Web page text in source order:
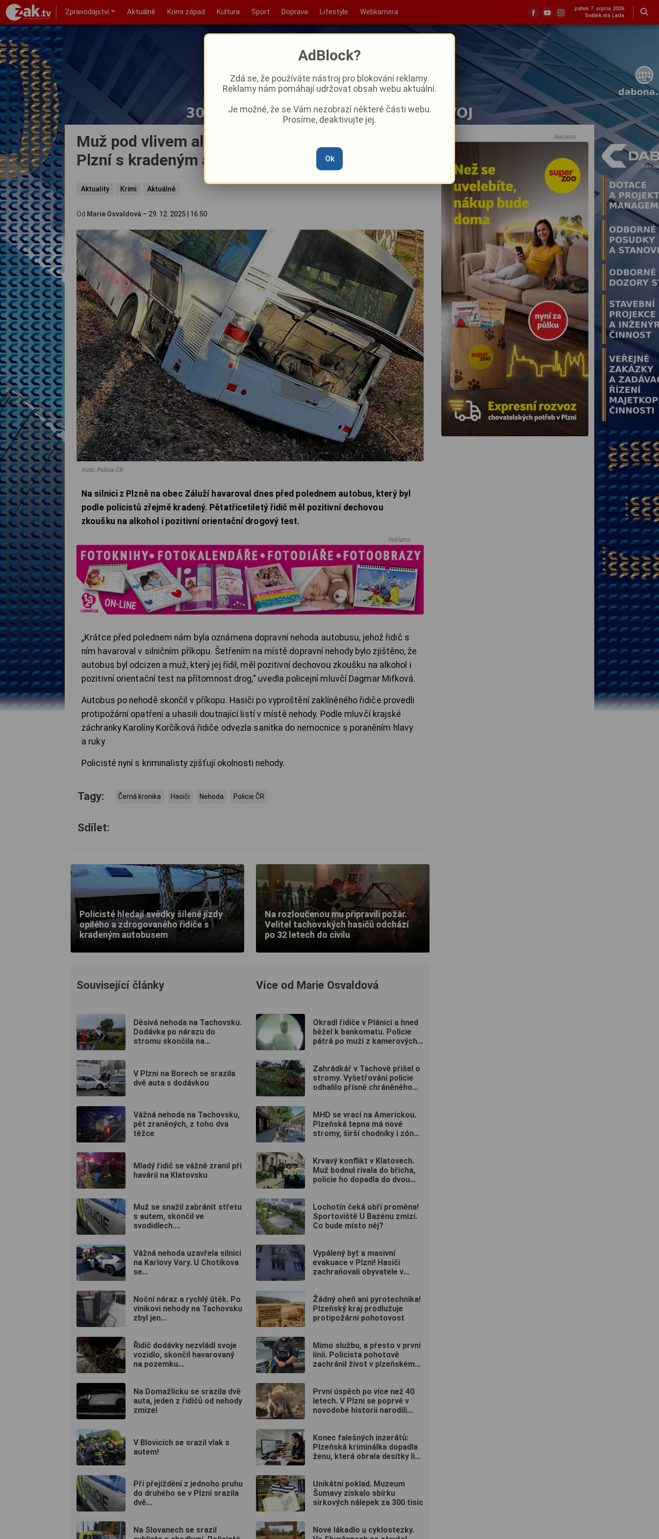
Zpravodajství Aktuálně Krimi západ Kultura Sport Doprava Lifestyle Webkamera
pátek 7. srpna 2026
Svátek má Lada
Muž pod vlivem alkoholu i drog havaroval za
Plzní s kradeným autobusem
Aktuality Krimi Aktuálně
Od Marie Osvaldová – 29. 12. 2025 16:50
Foto: Policie ČR
Na silnici z Plzně na obec Záluží havaroval dnes před polednem autobus, který byl
podle policistů zřejmě kradený. Pětatřicetiletý řidič měl pozitivní dechovou
zkoušku na alkohol i pozitivní orientační drogový test.
Reklama
„Krátce před polednem nám byla oznámena dopravní nehoda autobusu, jehož řidič s
ním havaroval v silničním příkopu. Šetřením na místě dopravní nehody bylo zjištěno, že
autobus byl odcizen a muž, který jej řídil, měl pozitivní dechovou zkoušku na alkohol i
pozitivní orientační test na přítomnost drog," uvedla policejní mluvčí Dagmar Mifková.
Autobus po nehodě skončil v příkopu. Hasiči po vyproštění zaklíněného řidiče provedli
protipožární opatření a uhasili doutnající listí v místě nehody. Podle mluvčí krajské
záchranky Karolíny Korčíková řidiče odvezla sanitka do nemocnice s poraněním hlavy
a ruky
Policisté nyní s kriminalisty zjišťují okolnosti nehody.
Tagy: Černá kronika Hasiči Nehoda Policie ČR
Sdílet:
Policisté hledají svědky šílené jízdy
opilého a zdrogovaného řidiče s
kradeným autobusem
Na rozloučenou mu připravili požár.
Velitel tachovských hasičů odchází
po 32 letech do civilu
Související články
Děsivá nehoda na Tachovsku.
Dodávka po nárazu do
stromu skončila na...
V Plzni na Borech se srazila
dvě auta s dodávkou
Vážná nehoda na Tachovsku,
pět zraněných, z toho dva
těžce
Mladý řidič se vážně zranil při
havárii na Klatovsku
Muž se snažil zabránit střetu
s autem, skončil ve
svodidlech....
Vážná nehoda uzavřela silnici
na Karlovy Vary. U Chotíkova
se...
Noční náraz a rychlý útěk. Po
viníkovi nehody na Tachovsku
zbyl jen...
Řidič dodávky nezvládl svoje
vozidlo, skončil havarovaný
na pozemku...
Na Domažlicku se srazila dvě
auta, jeden z řidičů od nehody
zmizel
V Blovicích se srazil vlak s
autem!
Při přejíždění z jednoho pruhu
do druhého se v Plzni srazila
dvě...
Na Slovanech se srazil
Více od Marie Osvaldová
Okradl řidiče v Plánici a hned
běžel k bankomatu. Policie
pátrá po muži z kamerových
Zahrádkář v Tachově přišel o
stromy. Vyšetřování policie
odhalilo přísně chráněného
MHD se vrací na Americkou.
Plzeňská tepna má nové
stromy, širší chodníky i zónu
Krvavý konflikt v Klatovech.
Muž bodnul rivala do břicha,
policie ho dopadla do dvou
Lochotín čeká obří proměna!
Sportoviště U Bazénu zmizí.
Co bude místo něj?
Vypálený byt a masivní
evakuace v Plzni! Hasiči
zachraňovali obyvatele v
Žádný oheň ani pyrotechnika!
Plzeňský kraj prodlužuje
protipožární pohotovost
Mimo službu, a přesto v první
linii. Policista pohotově
zachránil život v plzeňském
První úspěch po více než 40
letech. V Plzni se poprvé v
novodobé historii narodili
Konec falešných inzerátů:
Plzeňská kriminálka dopadla
ženu, která obrala desítky lidí
Unikátní poklad. Muzeum
Šumavy získalo sbírku
sirkových nálepek za 300 tisíc
Nové lákadlo u cyklostezky.
Reklama
AdBlock?
Zdá se, že používáte nástroj pro blokování reklamy.
Reklamy nám pomáhají udržovat obsah webu aktuální.
Je možné, že se Vám nezobrazí některé části webu.
Prosíme, deaktivujte jej.
Ok